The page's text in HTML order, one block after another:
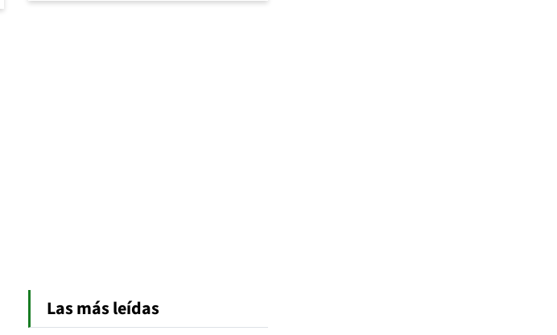
Las más leídas